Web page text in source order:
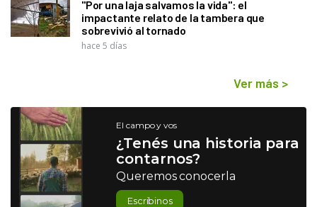
"Por una laja salvamos la vida": el
impactante relato de la tambera que
sobrevivió al tornado
hace 5 días
Ver más >
El campo y vos
¿Tenés una historia para
contarnos?
Queremos conocerla
Escribinos